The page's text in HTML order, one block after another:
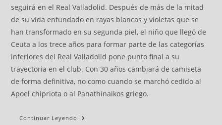
seguirá en el Real Valladolid. Después de más de la mitad
de su vida enfundado en rayas blancas y violetas que se
han transformado en su segunda piel, el niño que llegó de
Ceuta a los trece años para formar parte de las categorías
inferiores del Real Valladolid pone punto final a su
trayectoria en el club. Con 30 años cambiará de camiseta
de forma definitiva, no como cuando se marchó cedido al
Apoel chipriota o al Panathinaikos griego.
Continuar Leyendo